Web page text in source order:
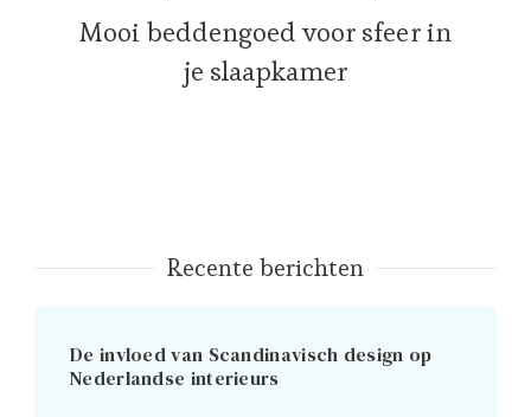
Mooi beddengoed voor sfeer in
je slaapkamer
Recente berichten
De invloed van Scandinavisch design op
Nederlandse interieurs